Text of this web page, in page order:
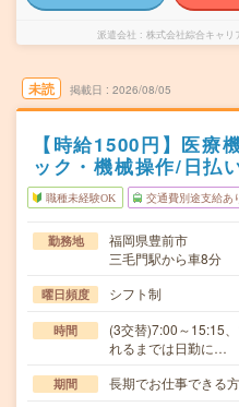
派遣会社 株式会社綜合キャリ
未読 掲載日 2026/08/05
【時給1500円】医療
ック・機械操作/日払
職種未経験OK 交通費別途支給あ
勤務地
福岡県豊前市
三毛門駅から車8分
曜日頻度 シフト制
時間
(3交替)7:00～15:15
れるまでは日勤に…
期間 長期でお仕事できる